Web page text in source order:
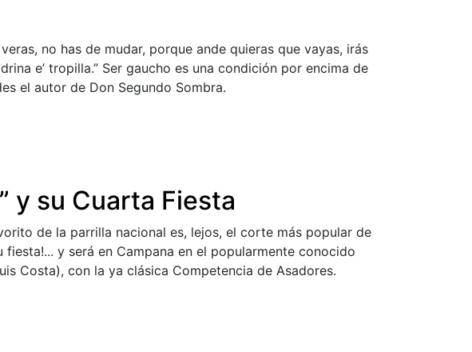
no has de mudar, porque ande quieras que vayas, irás
e’ tropilla.” Ser gaucho es una condición por encima de
el autor de Don Segundo Sombra.
y su Cuarta Fiesta
de la parrilla nacional es, lejos, el corte más popular de
fiesta!... y será en Campana en el popularmente conocido
Costa), con la ya clásica Competencia de Asadores.